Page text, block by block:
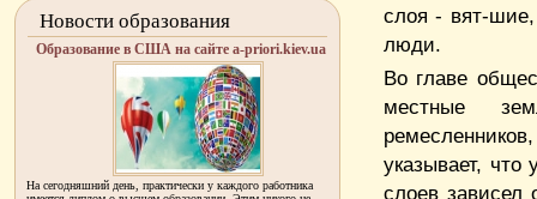
слоя - вят-
люди.
Во главе
местные
указывает,
слоев зависел
Новости образования
Образование в США на сайте a-priori.kiev.ua
На сегодняшний день, практически у каждого работника